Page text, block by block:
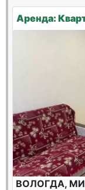
Аренда:
ВОЛОГДА,